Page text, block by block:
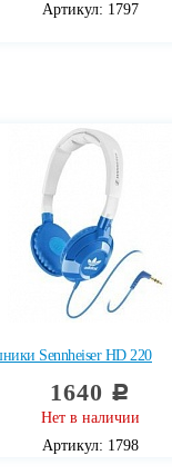
Артикул: 1797
Sennheiser HD 220
1640 c
Нет в наличии
Артикул: 1798